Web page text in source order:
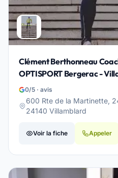
Clément Berthonneau
OPTISPORT Bergerac -
0/5 · avis
600 Rte de la Martinette,
24140 Villamblard
Voir la fiche Appeler